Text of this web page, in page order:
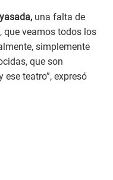
una falta de
que veamos todos los
simplemente
que son
teatro”, expresó